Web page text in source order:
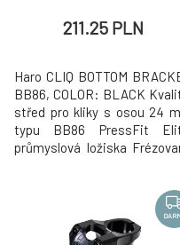
211.25 PLN
Haro CLIQ BOTTOM
BB86, COLOR: BLACK
střed pro kliky s osou 24
typu BB86 PressFit
průmyslová ložiska